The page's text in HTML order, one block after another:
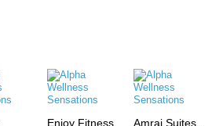
Enjoy Fitness,
Amrai Suites,